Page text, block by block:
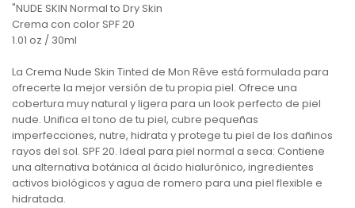
"NUDE SKIN Normal to Dry Skin
Crema con color SPF 20
1.01 oz / 30ml
La Crema Nude Skin Tinted de Mon Rêve está formulada para
ofrecerte la mejor versión de tu propia piel. Ofrece una
cobertura muy natural y ligera para un look perfecto de piel
nude. Unifica el tono de tu piel, cubre pequeñas
imperfecciones, nutre, hidrata y protege tu piel de los dañinos
rayos del sol. SPF 20. Ideal para piel normal a seca: Contiene
una alternativa botánica al ácido hialurónico, ingredientes
activos biológicos y agua de romero para una piel flexible e
hidratada.